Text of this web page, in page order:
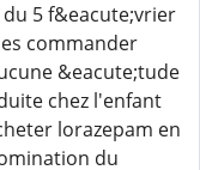
5 f&eacute;vrier
commander
&eacute;tude
chez l'enfant
lorazepam en
du